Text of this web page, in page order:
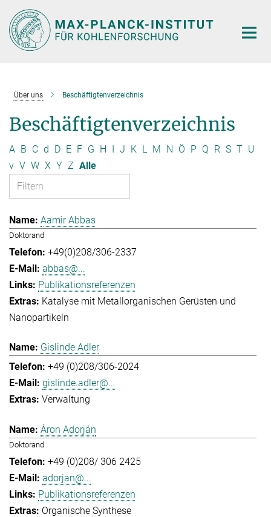
Hauptinhalt
Über uns Beschäftigtenverzeichnis
Beschäftigtenverzeichnis
A B C d D E F G H I J K L M N Ö P Q R S T U
v V W X Y Z Alle
Aamir Abbas
Doktorand
+49(0)208/306-2337
abbas@...
Publikationsreferenzen
Katalyse mit Metallorganischen Gerüsten und
Nanopartikeln
Gislinde Adler
+49 (0)208/306-2024
gislinde.adler@...
Verwaltung
Áron Adorján
Doktorand
+49 (0)208/ 306 2425
adorjan@...
Publikationsreferenzen
Organische Synthese